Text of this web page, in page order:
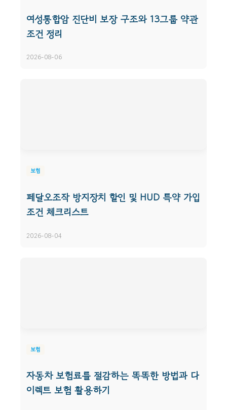
여성통합암 진단비 보장 구조와 13그룹 약관
조건 정리
2026-08-06
보험
페달오조작 방지장치 할인 및 HUD 특약 가입
조건 체크리스트
2026-08-04
보험
자동차 보험료를 절감하는 똑똑한 방법과 다
이렉트 보험 활용하기